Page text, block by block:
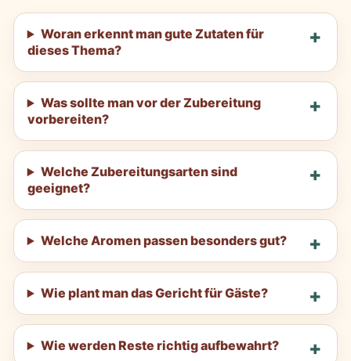
Woran erkennt man gute Zutaten für
dieses Thema?
Was sollte man vor der Zubereitung
vorbereiten?
Welche Zubereitungsarten sind
geeignet?
Welche Aromen passen besonders gut?
Wie plant man das Gericht für Gäste?
Wie werden Reste richtig aufbewahrt?